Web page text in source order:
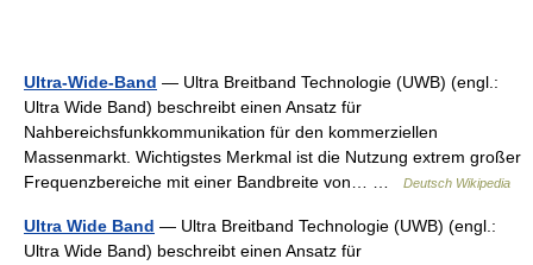
Ultra-Wide-Band — Ultra Breitband Technologie (UWB) (engl.:
Ultra Wide Band) beschreibt einen Ansatz für
Nahbereichsfunkkommunikation für den kommerziellen
Massenmarkt. Wichtigstes Merkmal ist die Nutzung extrem großer
Frequenzbereiche mit einer Bandbreite von… …
Deutsch Wikipedia
Ultra Wide Band — Ultra Breitband Technologie (UWB) (engl.:
Ultra Wide Band) beschreibt einen Ansatz für